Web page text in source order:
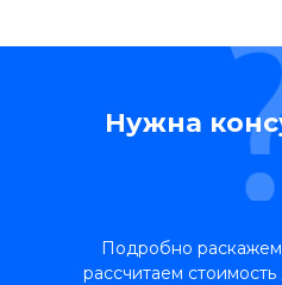
Нужна
Подробно раскажем
рассчитаем